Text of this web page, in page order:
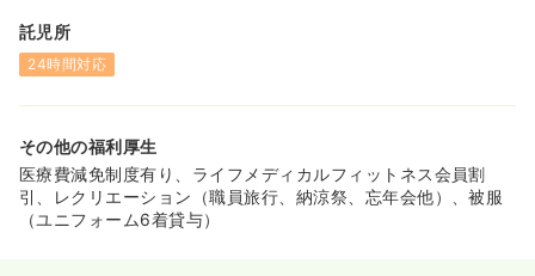
託児所
24時間対応
その他の福利厚生
医療費減免制度有り、ライフメディカルフィットネス会員割
引、レクリエーション（職員旅行、納涼祭、忘年会他）、被服
（ユニフォーム6着貸与）